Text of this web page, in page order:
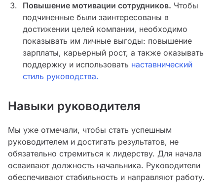
Повышение мотивации сотрудников. Чтобы
подчиненные были заинтересованы в
достижении целей компании, необходимо
показывать им личные выгоды: повышение
зарплаты, карьерный рост, а также оказывать
поддержку и использовать наставнический
стиль руководства.
Навыки руководителя
Мы уже отмечали, чтобы стать успешным
руководителем и достигать результатов, не
обязательно стремиться к лидерству. Для начала
осваивают должность начальника. Руководители
обеспечивают стабильность и направляют работу.